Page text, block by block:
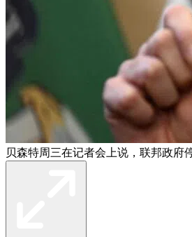
贝森特周三在记者会上说，联邦政府